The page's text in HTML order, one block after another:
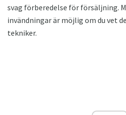
svag förberedelse för försäljning.
invändningar är möjlig om du vet
tekniker.